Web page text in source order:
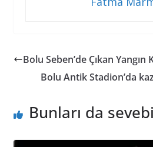
Bolu Seben’de Çıkan Yangın
Bolu Antik Stadion’da
Bunları da